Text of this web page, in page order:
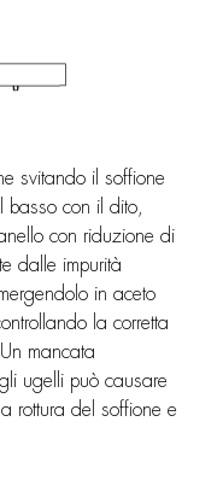
svitando il soffione
basso con il dito,
con riduzione di
dalle impurità
in aceto
la corretta
Un mancata
ugelli può causare
rottura del soffione e